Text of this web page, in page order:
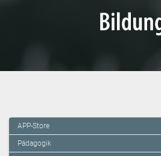
APP-Store
Pädagogik